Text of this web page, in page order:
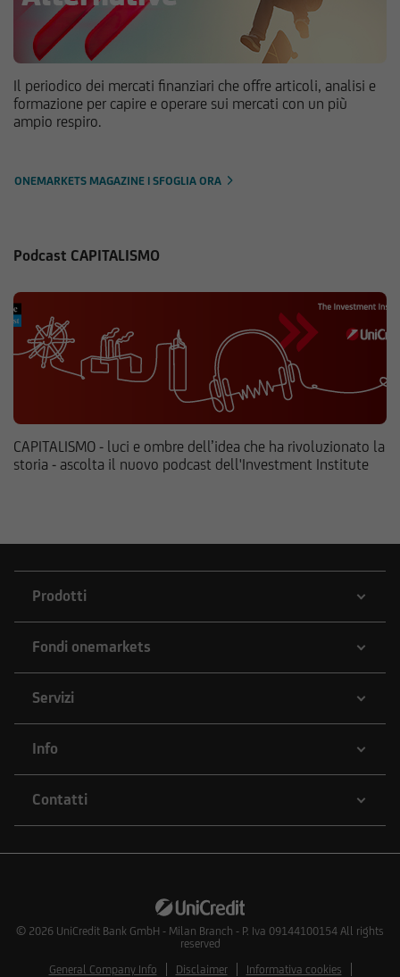
Il periodico dei mercati finanziari che offre articoli, analisi e
formazione per capire e operare sui mercati con un più
ampio respiro.
ONEMARKETS MAGAZINE | SFOGLIA ORA
Podcast CAPITALISMO
CAPITALISMO - luci e ombre dell’idea che ha rivoluzionato la
storia - ascolta il nuovo podcast dell'Investment Institute
Prodotti
Fondi onemarkets
Servizi
Info
Contatti
© 2026 UniCredit Bank GmbH - Milan Branch - P. Iva 09144100154 All rights
reserved
General Company Info
Disclaimer Informativa cookies